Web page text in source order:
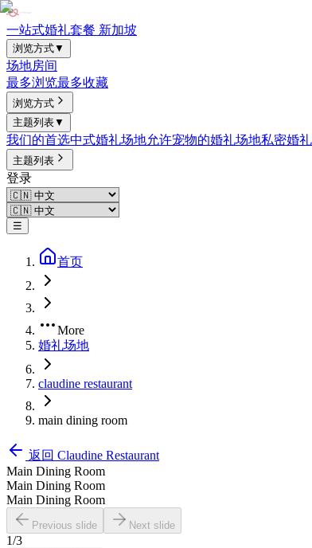
一站式婚礼套餐 新加坡
浏览方式▼
场地房间
最多浏览最多收藏
浏览方式
主题列表▼
我们的首选中式婚礼场地允许宠物的婚礼场地私密婚
主题列表
登录
☰
首页
More
婚礼场地
claudine restaurant
main dining room
返回 Claudine Restaurant
Main Dining Room
Main Dining Room
Main Dining Room
Previous slide Next slide
1/3